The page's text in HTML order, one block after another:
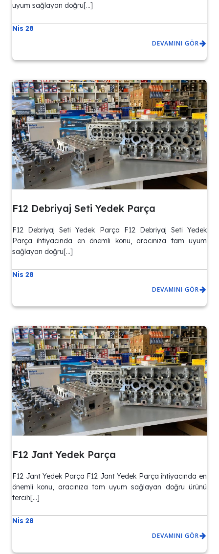
uyum sağlayan doğru[…]
Nis 28
DEVAMINI GÖR
F12 Debriyaj Seti Yedek Parça
F12 Debriyaj Seti Yedek Parça F12 Debriyaj Seti Yedek
Parça ihtiyacında en önemli konu, aracınıza tam uyum
sağlayan doğru[…]
Nis 28
DEVAMINI GÖR
F12 Jant Yedek Parça
F12 Jant Yedek Parça F12 Jant Yedek Parça ihtiyacında en
önemli konu, aracınıza tam uyum sağlayan doğru ürünü
tercih[…]
Nis 28
DEVAMINI GÖR